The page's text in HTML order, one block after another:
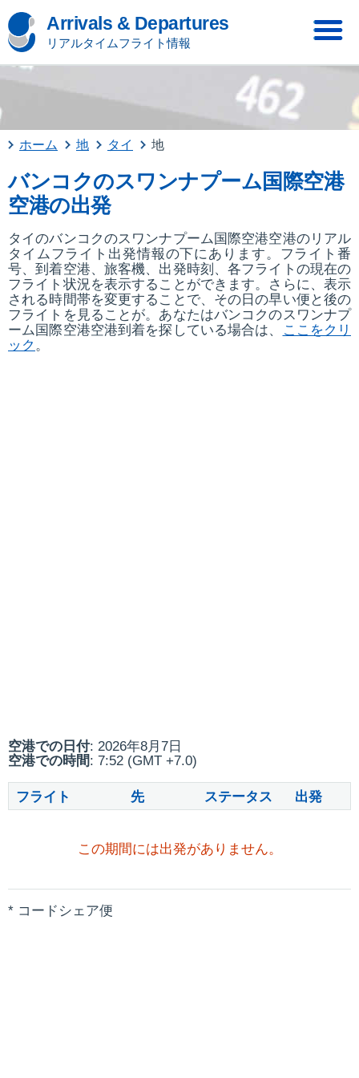
Arrivals & Departures
リアルタイムフライト情報
ホーム 地 タイ 地
バンコクのスワンナプーム国際空港
空港の出発
タイのバンコクのスワンナプーム国際空港空港のリアル
タイムフライト出発情報の下にあります。フライト番
号、到着空港、旅客機、出発時刻、各フライトの現在の
フライト状況を表示することができます。さらに、表示
される時間帯を変更することで、その日の早い便と後の
フライトを見ることが。あなたはバンコクのスワンナプ
ーム国際空港空港到着を探している場合は、
ここをクリ
ック 。
空港での日付: 2026年8月7日
空港での時間: 7:52 (GMT +7.0)
フライト 先 ステータス 出発
この期間には出発がありません。
* コードシェア便